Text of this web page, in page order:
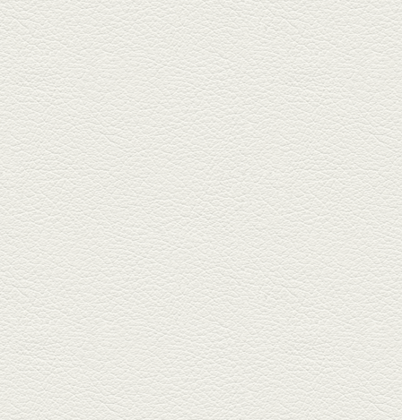
2025年9月5日放送
あくまのポテサラ＆変わ
り天ぷら盛り合わせ
武蔵小路の「たぬきと銀杏」で
自慢の「変わり天ぷら」を
「KAORU」...
2025年8月15日放送
お刺身盛り合わせ＆干物
盛りの七輪焼き
酒場通りの「食楽みかげ」は、
オーナーこだわりの魚料理が味
わえ...
2025年7月25日放送
朝ごはんプレート＆かん
ぱちのカマ(塩焼き)
並木坂では珍しい朝ごはんの店
「コルハコ」で昼飲みの刻。
「銀し...
2025年7月4日放送
生姜香る鮭とイクラの土
鍋ご飯 など